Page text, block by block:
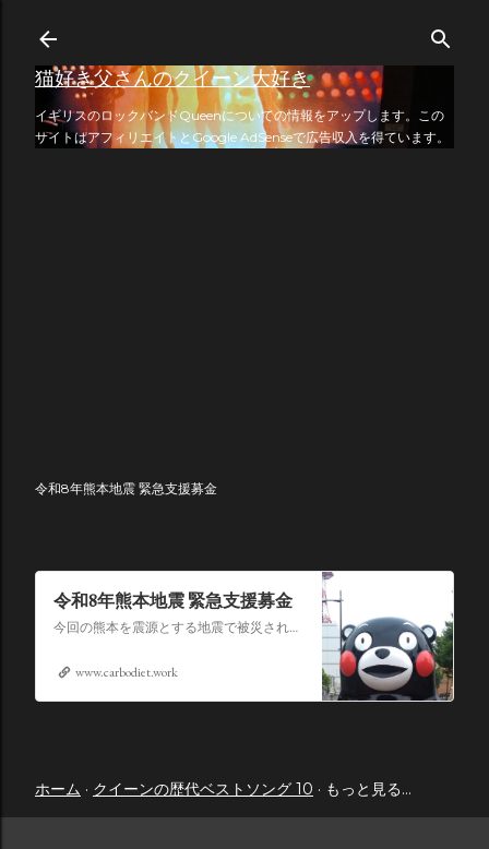
スキップしてメイン コンテンツに移動
猫好き父さんのクイーン大好き
イギリスのロックバンドQueenについての情報をアップします。この
サイトはアフィリエイトとGoogle AdSenseで広告収入を得ています。
令和8年熊本地震 緊急支援募金
令和8年熊本地震 緊急支援募金
今回の熊本を震源とする地震で被災された皆さままだまだ余震も続き大変な時間を過ごされていると思います。心よりお見舞い申し上げます
www.carbodiet.work
ホーム クイーンの歴代ベストソング 10 もっと見る…